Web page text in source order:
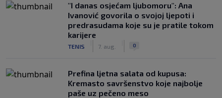
"I danas osjećam ljubomoru": Ana
Ivanović govorila o svojoj ljepoti i
predrasudama koje su je pratile tokom
karijere
TENIS 7. aug. 0
Prefina ljetna salata od kupusa:
Kremasto savršenstvo koje najbolje
paše uz pečeno meso